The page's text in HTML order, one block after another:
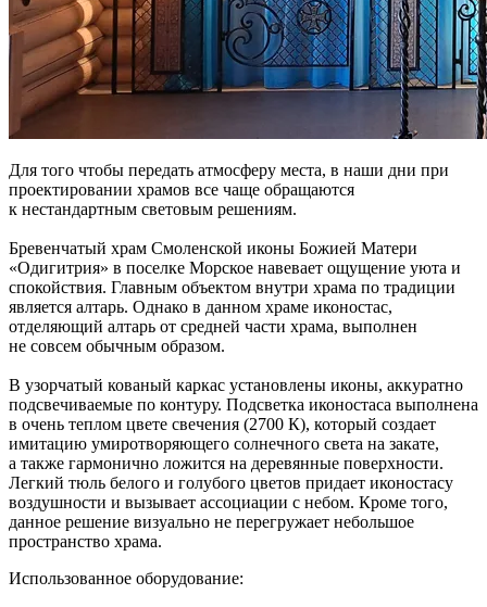
Для того чтобы передать атмосферу места, в наши дни при
проектировании храмов все чаще обращаются
к нестандартным световым решениям.
Бревенчатый храм Смоленской иконы Божией Матери
«Одигитрия» в поселке Морское навевает ощущение уюта и
спокойствия. Главным объектом внутри храма по традиции
является алтарь. Однако в данном храме иконостас,
отделяющий алтарь от средней части храма, выполнен
не совсем обычным образом.
В узорчатый кованый каркас установлены иконы, аккуратно
подсвечиваемые по контуру. Подсветка иконостаса выполнена
в очень теплом цвете свечения (2700 К), который создает
имитацию умиротворяющего солнечного света на закате,
а также гармонично ложится на деревянные поверхности.
Легкий тюль белого и голубого цветов придает иконостасу
воздушности и вызывает ассоциации с небом. Кроме того,
данное решение визуально не перегружает небольшое
пространство храма.
Использованное оборудование: